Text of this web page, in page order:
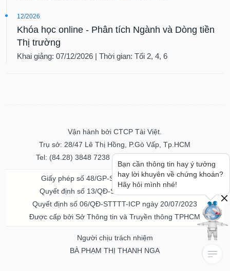
12/2026
Khóa học online - Phân tích Ngành và Dòng tiền
Thị trường
Khai giảng: 07/12/2026 | Thời gian: Tối 2, 4, 6
Vận hành bởi CTCP Tài Việt.
Trụ sở: 28/47 Lê Thị Hồng, P.Gò Vấp, Tp.HCM
Tel: (84.28) 3848 7238 - Fax: (84.28) 3848 7237
Giấy phép số 48/GP-STTTT ngày 04/11/2016
Quyết định số 13/QĐ-STTTT ngày 02/11/2017
Quyết định số 06/QĐ-STTTT-ICP ngày 20/07/2023
Được cấp bởi Sở Thông tin và Truyền thông TPHCM
Người chịu trách nhiệm
BÀ PHẠM THỊ THANH NGA
Bạn cần thông tin hay ý tưởng
hay lời khuyên về chứng khoán?
Hãy hỏi mình nhé!